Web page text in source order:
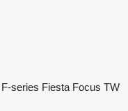
F-series Fiesta Focus TW